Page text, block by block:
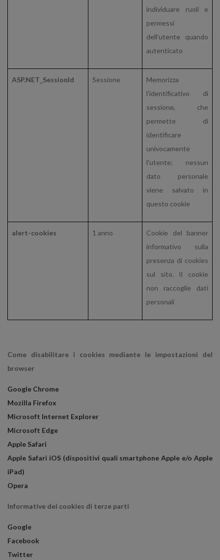
individuare ruoli e
permessi
dell'utente quando
autenticato
ASP.NET_SessionId Sessione
Memorizza
l'identificativo di
sessione, che
permette di
identificare
univocamente
l'utente; nessun
dato personale
viene salvato in
questo cookie
alert-cookies 1 anno
Cookie del banner
informativo sulla
presenza di cookies
sul sito. Il cookie
non raccoglie dati
personali
Come disabilitare i cookies mediante le impostazioni del
browser
Google Chrome
Mozilla Firefox
Microsoft Internet Explorer
Microsoft Edge
Apple Safari
Apple Safari iOS (dispositivi quali smartphone Apple e/o Apple
iPad)
Opera
Informative dei cookies di terze parti
Google
Facebook
Twitter